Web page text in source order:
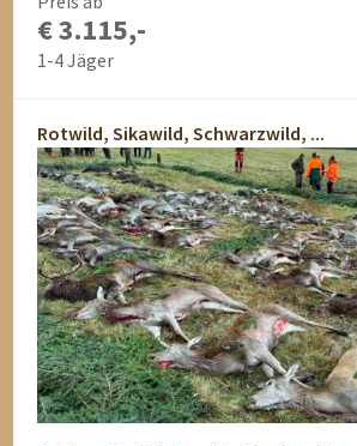
€ 3.115,-
1-4 Jäger
Rotwild, Sikawild, Schwarzwild, ...